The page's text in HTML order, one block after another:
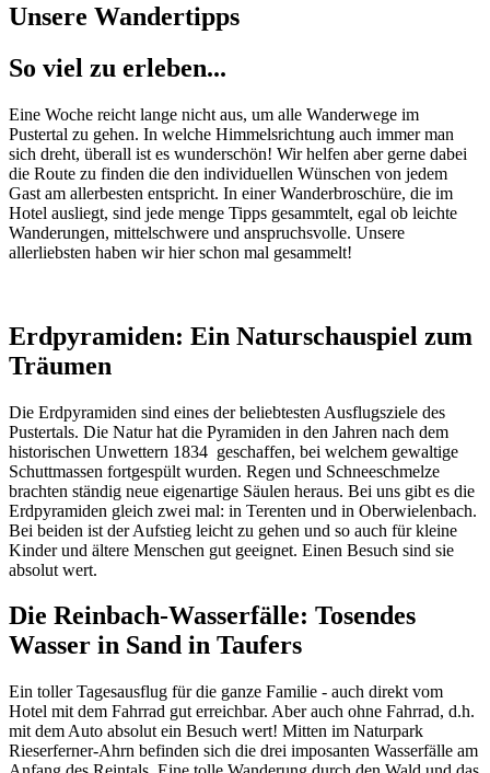
Unsere Wandertipps
So viel zu erleben...
Eine Woche reicht lange nicht aus, um alle Wanderwege im
Pustertal zu gehen. In welche Himmelsrichtung auch immer man
sich dreht, überall ist es wunderschön! Wir helfen aber gerne dabei
die Route zu finden die den individuellen Wünschen von jedem
Gast am allerbesten entspricht. In einer Wanderbroschüre, die im
Hotel ausliegt, sind jede menge Tipps gesammtelt, egal ob leichte
Wanderungen, mittelschwere und anspruchsvolle. Unsere
allerliebsten haben wir hier schon mal gesammelt!
Erdpyramiden: Ein Naturschauspiel zum
Träumen
Die Erdpyramiden sind eines der beliebtesten Ausflugsziele des
Pustertals. Die Natur hat die Pyramiden in den Jahren nach dem
historischen Unwettern 1834 geschaffen, bei welchem gewaltige
Schuttmassen fortgespült wurden. Regen und Schneeschmelze
brachten ständig neue eigenartige Säulen heraus. Bei uns gibt es die
Erdpyramiden gleich zwei mal: in Terenten und in Oberwielenbach.
Bei beiden ist der Aufstieg leicht zu gehen und so auch für kleine
Kinder und ältere Menschen gut geeignet. Einen Besuch sind sie
absolut wert.
Die Reinbach-Wasserfälle: Tosendes
Wasser in Sand in Taufers
Ein toller Tagesausflug für die ganze Familie - auch direkt vom
Hotel mit dem Fahrrad gut erreichbar. Aber auch ohne Fahrrad, d.h.
mit dem Auto absolut ein Besuch wert! Mitten im Naturpark
Rieserferner-Ahrn befinden sich die drei imposanten Wasserfälle am